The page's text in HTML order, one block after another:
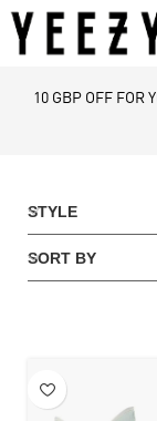
10 GBP OFF FOR
STYLE
SORT BY